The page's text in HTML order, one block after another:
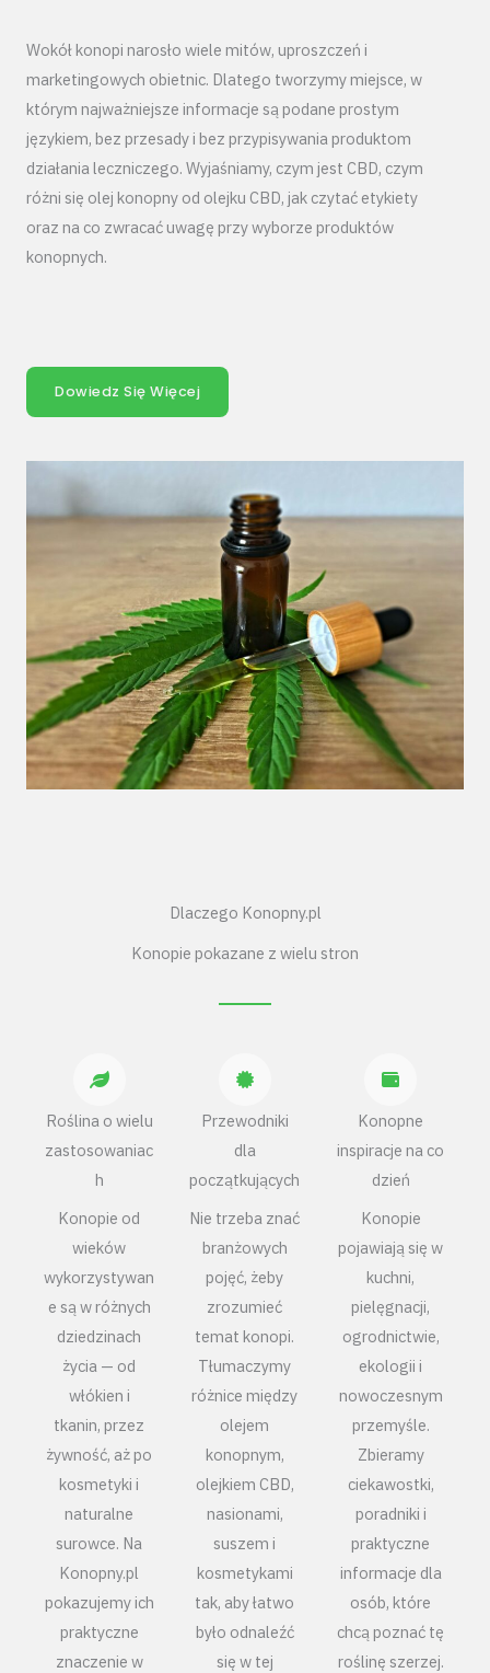
Wokół konopi narosło wiele mitów, uproszczeń i
marketingowych obietnic. Dlatego tworzymy miejsce, w
którym najważniejsze informacje są podane prostym
językiem, bez przesady i bez przypisywania produktom
działania leczniczego. Wyjaśniamy, czym jest CBD, czym
różni się olej konopny od olejku CBD, jak czytać etykiety
oraz na co zwracać uwagę przy wyborze produktów
konopnych.
Dowiedz Się Więcej
Dlaczego Konopny.pl
Konopie pokazane z wielu stron
Roślina o wielu
zastosowaniac
h
Konopie od
wieków
wykorzystywan
e są w różnych
dziedzinach
życia — od
włókien i
tkanin, przez
żywność, aż po
kosmetyki i
naturalne
surowce. Na
Konopny.pl
pokazujemy ich
praktyczne
znaczenie w
Przewodniki
dla
początkujących
Nie trzeba znać
branżowych
pojęć, żeby
zrozumieć
temat konopi.
Tłumaczymy
różnice między
olejem
konopnym,
olejkiem CBD,
nasionami,
suszem i
kosmetykami
tak, aby łatwo
było odnaleźć
się w tej
Konopne
inspiracje na co
dzień
Konopie
pojawiają się w
kuchni,
pielęgnacji,
ogrodnictwie,
ekologii i
nowoczesnym
przemyśle.
Zbieramy
ciekawostki,
poradniki i
praktyczne
informacje dla
osób, które
chcą poznać tę
roślinę szerzej.